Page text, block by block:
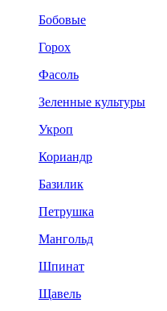
Бобовые
Горох
Фасоль
Зеленные культуры
Укроп
Кориандр
Базилик
Петрушка
Мангольд
Шпинат
Щавель